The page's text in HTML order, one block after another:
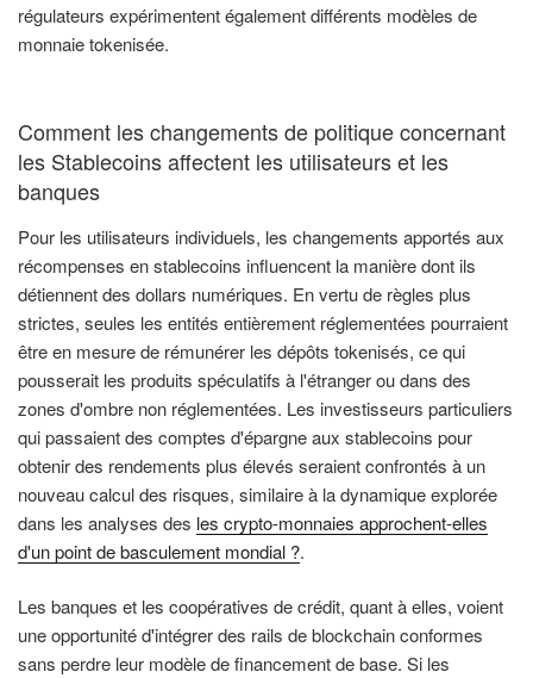
régulateurs expérimentent également différents modèles de
monnaie tokenisée.
Comment les changements de politique concernant
les Stablecoins affectent les utilisateurs et les
banques
Pour les utilisateurs individuels, les changements apportés aux
récompenses en stablecoins influencent la manière dont ils
détiennent des dollars numériques. En vertu de règles plus
strictes, seules les entités entièrement réglementées pourraient
être en mesure de rémunérer les dépôts tokenisés, ce qui
pousserait les produits spéculatifs à l'étranger ou dans des
zones d'ombre non réglementées. Les investisseurs particuliers
qui passaient des comptes d'épargne aux stablecoins pour
obtenir des rendements plus élevés seraient confrontés à un
nouveau calcul des risques, similaire à la dynamique explorée
dans les analyses des les crypto-monnaies approchent-elles
d'un point de basculement mondial ?.
Les banques et les coopératives de crédit, quant à elles, voient
une opportunité d'intégrer des rails de blockchain conformes
sans perdre leur modèle de financement de base. Si les